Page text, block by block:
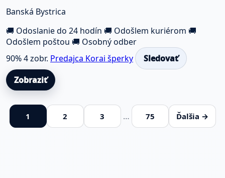
Banská Bystrica
🚚 Odoslanie do 24 hodín 🚚 Odošlem kuriérom 🚚
Odošlem poštou 🚚 Osobný odber
90%4 zobr. Predajca Korai šperky
Sledovať
Zobraziť
1 2 3 … 75 Ďalšia →